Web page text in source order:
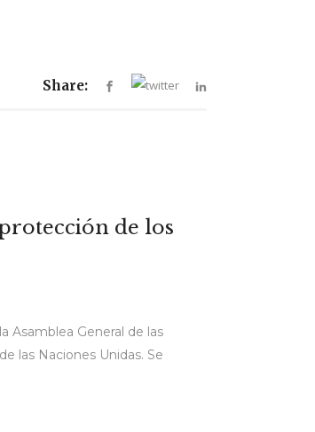
Share:
de los
Asamblea General de las
las Naciones Unidas. Se